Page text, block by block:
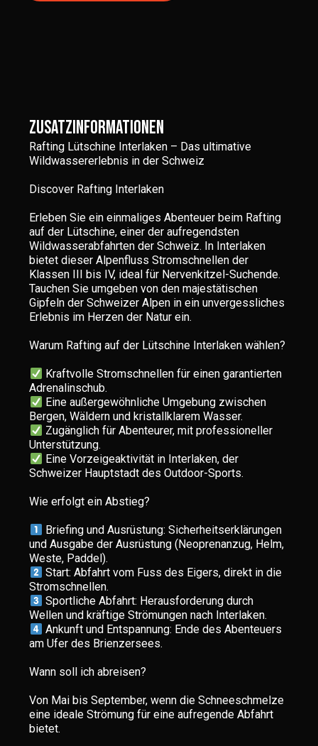
Zusatzinformationen
Rafting Lütschine Interlaken – Das ultimative
Wildwassererlebnis in der Schweiz
Discover Rafting Interlaken
Erleben Sie ein einmaliges Abenteuer beim Rafting
auf der Lütschine, einer der aufregendsten
Wildwasserabfahrten der Schweiz. In Interlaken
bietet dieser Alpenfluss Stromschnellen der
Klassen III bis IV, ideal für Nervenkitzel-Suchende.
Tauchen Sie umgeben von den majestätischen
Gipfeln der Schweizer Alpen in ein unvergessliches
Erlebnis im Herzen der Natur ein.
Warum Rafting auf der Lütschine Interlaken wählen?
Kraftvolle Stromschnellen für einen garantierten
Eine außergewöhnliche Umgebung zwischen
Zugänglich für Abenteurer, mit professioneller
Eine Vorzeigeaktivität in Interlaken, der
Schweizer Hauptstadt des Outdoor-Sports.
Wie erfolgt ein Abstieg?
Briefing und Ausrüstung: Sicherheitserklärungen
und Ausgabe der Ausrüstung (Neoprenanzug, Helm,
Start: Abfahrt vom Fuss des Eigers, direkt in die
Sportliche Abfahrt: Herausforderung durch
Ankunft und Entspannung: Ende des Abenteuers
am Ufer des Brienzersees.
Wann soll ich abreisen?
Von Mai bis September, wenn die Schneeschmelze
eine ideale Strömung für eine aufregende Abfahrt
bietet.